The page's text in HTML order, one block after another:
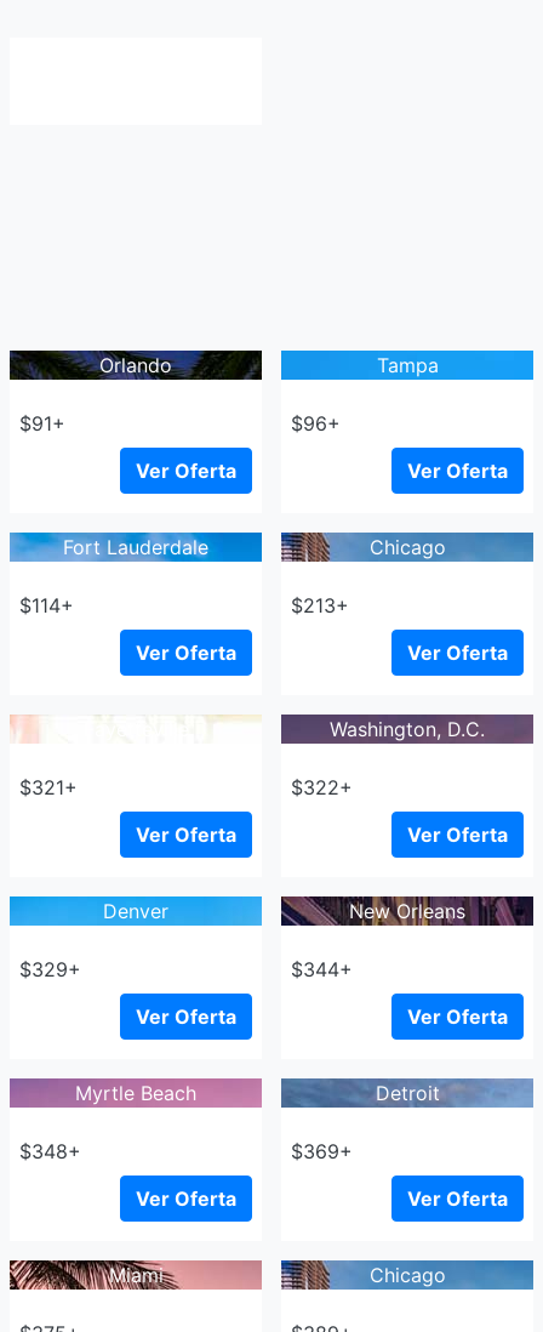
Orlando
$91+
Ver Oferta
Tampa
$96+
Ver Oferta
Fort Lauderdale
$114+
Ver Oferta
Chicago
$213+
Ver Oferta
Fayetteville
$321+
Ver Oferta
Washington, D.C.
$322+
Ver Oferta
Denver
$329+
Ver Oferta
New Orleans
$344+
Ver Oferta
Myrtle Beach
$348+
Ver Oferta
Detroit
$369+
Ver Oferta
Miami Chicago